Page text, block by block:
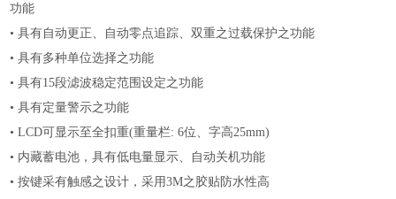
功能
• 具有自动更正、自动零点追踪、双重之过载保护之功能
• 具有多种单位选择之功能
• 具有15段滤波稳定范围设定之功能
• 具有定量警示之功能
• LCD可显示至全扣重(重量栏: 6位、字高25mm)
• 内藏蓄电池，具有低电量显示、自动关机功能
• 按键采有触感之设计，采用3M之胶贴防水性高